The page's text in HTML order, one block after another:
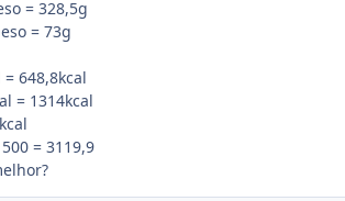
= 328,5g
= 73g
648,8kcal
= 1314kcal
= 3119,9